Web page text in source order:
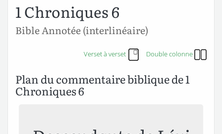
1 Chroniques 6
Bible Annotée (interlinéaire)
Verset à verset Double colonne
Plan du commentaire biblique de 1
Chroniques 6